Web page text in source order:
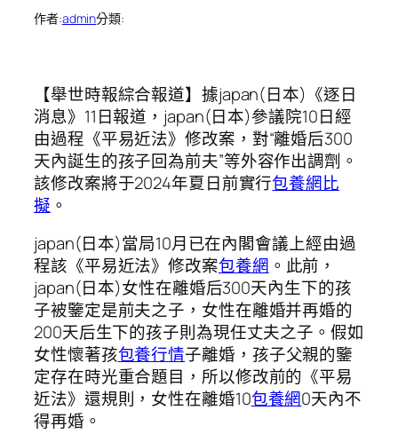
作者:admin分類:
【舉世時報綜合報道】據japan(日本)《逐日
消息》11日報道，japan(日本)參議院10日經
由過程《平易近法》修改案，對“離婚后300
天內誕生的孩子回為前夫”等外容作出調劑。
該修改案將于2024年夏日前實行包養網比
擬 。
japan(日本)當局10月已在內閣會議上經由過
程該《平易近法》修改案包養網 。此前，
japan(日本)女性在離婚后300天內生下的孩
子被鑒定是前夫之子，女性在離婚并再婚的
200天后生下的孩子則為現任丈夫之子。假如
女性懷著孩包養行情子離婚，孩子父親的鑒
定存在時光重合題目，所以修改前的《平易
近法》還規則，女性在離婚10包養網0天內不
得再婚。